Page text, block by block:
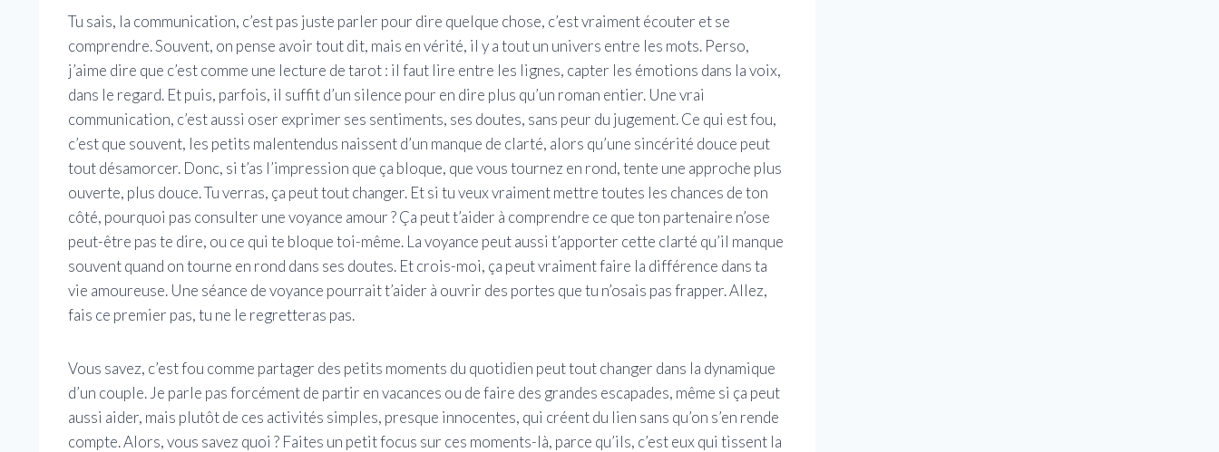
Tu sais, la communication, c’est pas juste parler pour dire quelque chose, c’est vraiment écouter et se
comprendre. Souvent, on pense avoir tout dit, mais en vérité, il y a tout un univers entre les mots. Perso,
j’aime dire que c’est comme une lecture de tarot : il faut lire entre les lignes, capter les émotions dans la voix,
dans le regard. Et puis, parfois, il suffit d’un silence pour en dire plus qu’un roman entier. Une vrai
communication, c’est aussi oser exprimer ses sentiments, ses doutes, sans peur du jugement. Ce qui est fou,
c’est que souvent, les petits malentendus naissent d’un manque de clarté, alors qu’une sincérité douce peut
tout désamorcer. Donc, si t’as l’impression que ça bloque, que vous tournez en rond, tente une approche plus
ouverte, plus douce. Tu verras, ça peut tout changer. Et si tu veux vraiment mettre toutes les chances de ton
côté, pourquoi pas consulter une voyance amour ? Ça peut t’aider à comprendre ce que ton partenaire n’ose
peut-être pas te dire, ou ce qui te bloque toi-même. La voyance peut aussi t’apporter cette clarté qu’il manque
souvent quand on tourne en rond dans ses doutes. Et crois-moi, ça peut vraiment faire la différence dans ta
vie amoureuse. Une séance de voyance pourrait t’aider à ouvrir des portes que tu n’osais pas frapper. Allez,
fais ce premier pas, tu ne le regretteras pas.
Vous savez, c’est fou comme partager des petits moments du quotidien peut tout changer dans la dynamique
d’un couple. Je parle pas forcément de partir en vacances ou de faire des grandes escapades, même si ça peut
aussi aider, mais plutôt de ces activités simples, presque innocentes, qui créent du lien sans qu’on s’en rende
compte. Alors, vous savez quoi ? Faites un petit focus sur ces moments-là, parce qu’ils, c’est eux qui tissent la